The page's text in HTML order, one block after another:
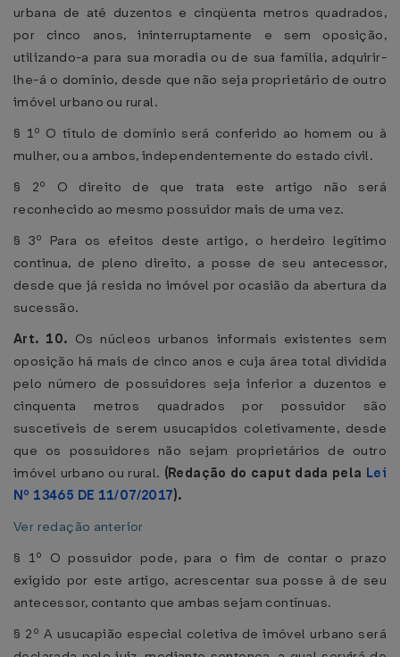
urbana de até duzentos e cinqüenta metros quadrados,
por cinco anos, ininterruptamente e sem oposição,
utilizando-a para sua moradia ou de sua família, adquirir-
lhe-á o domínio, desde que não seja proprietário de outro
imóvel urbano ou rural.
§ 1º O título de domínio será conferido ao homem ou à
mulher, ou a ambos, independentemente do estado civil.
§ 2º O direito de que trata este artigo não será
reconhecido ao mesmo possuidor mais de uma vez.
§ 3º Para os efeitos deste artigo, o herdeiro legítimo
continua, de pleno direito, a posse de seu antecessor,
desde que já resida no imóvel por ocasião da abertura da
sucessão.
Art. 10. Os núcleos urbanos informais existentes sem
oposição há mais de cinco anos e cuja área total dividida
pelo número de possuidores seja inferior a duzentos e
cinquenta metros quadrados por possuidor são
suscetíveis de serem usucapidos coletivamente, desde
que os possuidores não sejam proprietários de outro
imóvel urbano ou rural. (Redação do caput dada pela Lei
Nº 13465 DE 11/07/2017).
Ver redação anterior
§ 1º O possuidor pode, para o fim de contar o prazo
exigido por este artigo, acrescentar sua posse à de seu
antecessor, contanto que ambas sejam contínuas.
§ 2º A usucapião especial coletiva de imóvel urbano será